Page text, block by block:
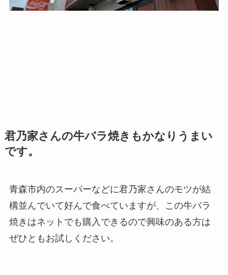
君乃家さんの牛バラ焼きもかなりうまい
です。
青森市内のスーパーなどに君乃家さんのモツが結
構並んでいて好んで食べていますが、この牛バラ
焼きはネットでも購入できるので興味のある方は
ぜひともお試しください。